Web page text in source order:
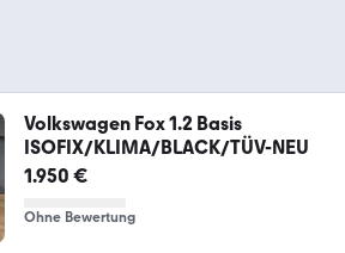
Volkswagen Fox 1.2 Basis
ISOFIX/KLIMA/BLACK/TÜV-NEU
1.950 €
Ohne Bewertung